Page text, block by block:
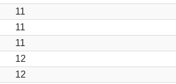
11
11
11
12
12